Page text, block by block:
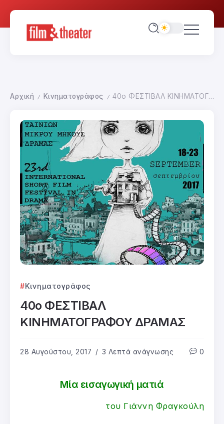
Αρχική / Κινηματογράφος / 40ο ΦΕΣΤΙΒΑΛ ΚΙΝΗΜΑΤΟΓΡΑΦΟΥ ΔΡΑΜΑΣ
Κινηματογράφος
40ο ΦΕΣΤΙΒΑΛ
ΚΙΝΗΜΑΤΟΓΡΑΦΟΥ ΔΡΑΜΑΣ
28 Αυγούστου, 2017 3 Λεπτά ανάγνωσης 0
Μία εισαγωγική ματιά
του Γιάννη Φραγκούλη